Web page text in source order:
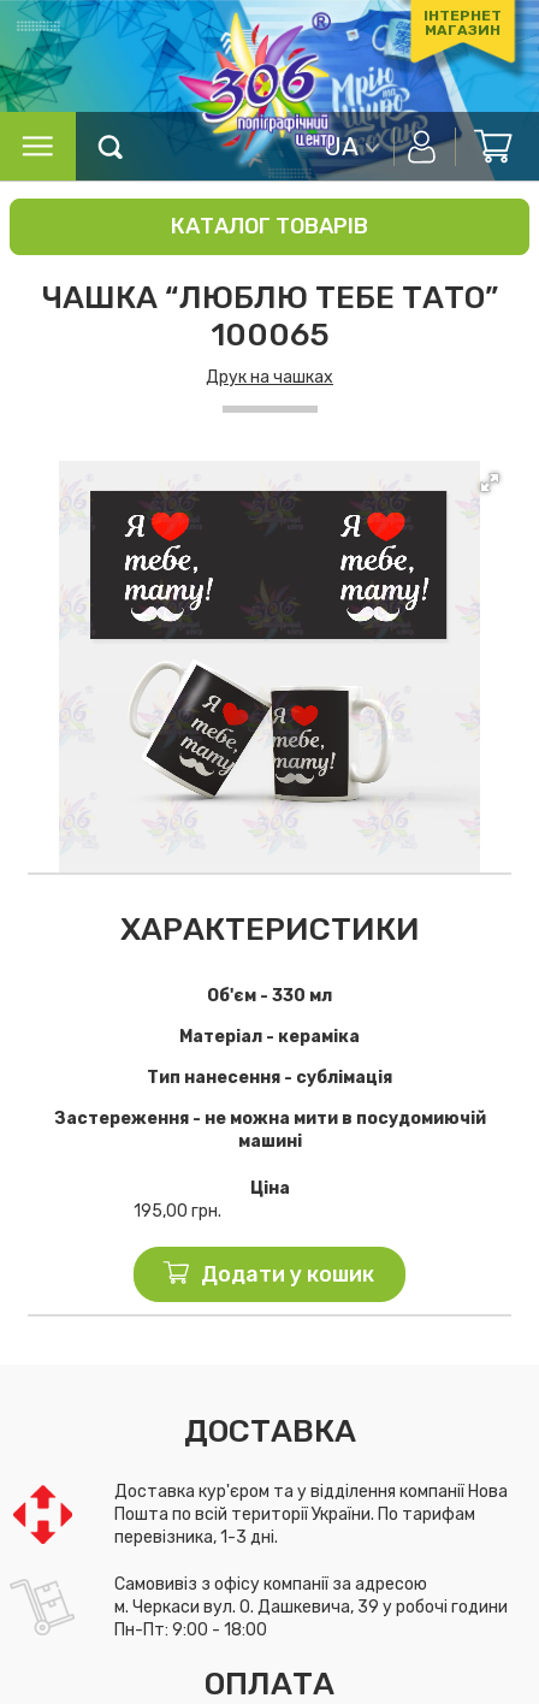
ІНТЕРНЕТ
МАГАЗИН
UA
КАТАЛОГ ТОВАРІВ
ЧАШКА “ЛЮБЛЮ ТЕБЕ ТАТО”
100065
Друк на чашках
ХАРАКТЕРИСТИКИ
Об'єм - 330 мл
Матеріал - кераміка
Тип нанесення - сублімація
Застереження - не можна мити в посудомиючій
машині
Ціна
195,00 грн.
Додати у кошик
ДОСТАВКА
Доставка кур'єром та у відділення компанії Нова
Пошта по всій території України. По тарифам
перевізника, 1-3 дні.
Самовивіз з офісу компанії за адресою
м. Черкаси вул. О. Дашкевича, 39 у робочі години
Пн-Пт: 9:00 - 18:00
ОПЛАТА